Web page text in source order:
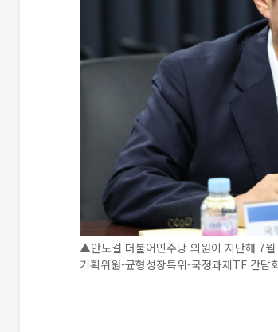
▲안도걸 더불어민주당 의원이 지난해 7
기획위원-균형성장특위-국정과제TF 간담